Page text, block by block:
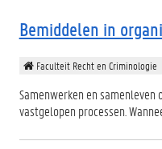
Bemiddelen in
Faculteit Recht en Criminologie
Samenwerken en
vastgelopen processen.